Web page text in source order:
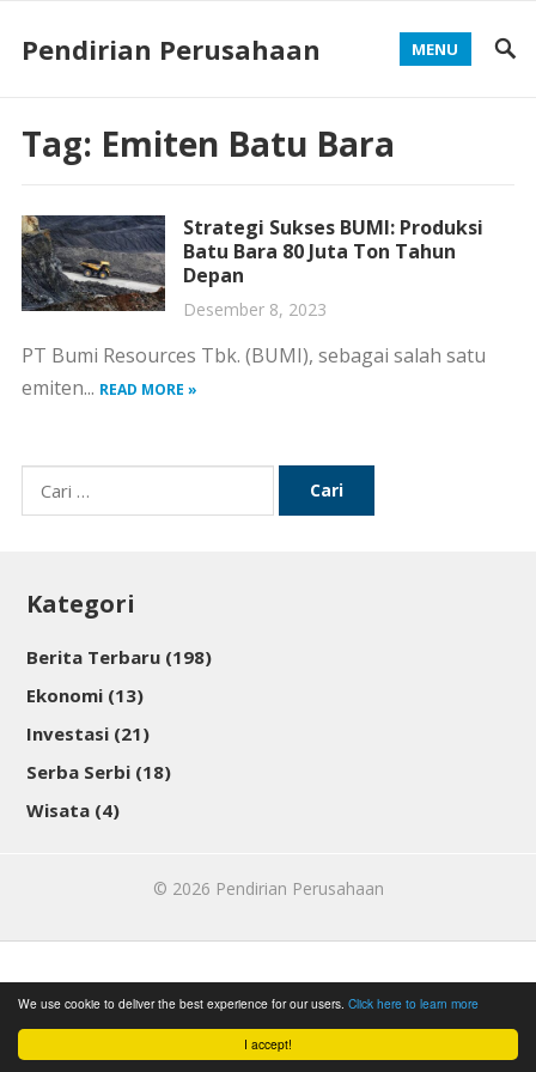
I accept!
We use cookie to deliver the best experience for our users. Click here to learn more
Pendirian Perusahaan MENU
Tag: Emiten Batu Bara
Strategi Sukses BUMI: Produksi
Batu Bara 80 Juta Ton Tahun
Depan
Desember 8, 2023
PT Bumi Resources Tbk. (BUMI), sebagai salah satu
emiten... READ MORE »
Cari
untuk:
Kategori
Berita Terbaru (198)
Ekonomi (13)
Investasi (21)
Serba Serbi (18)
Wisata (4)
© 2026 Pendirian Perusahaan